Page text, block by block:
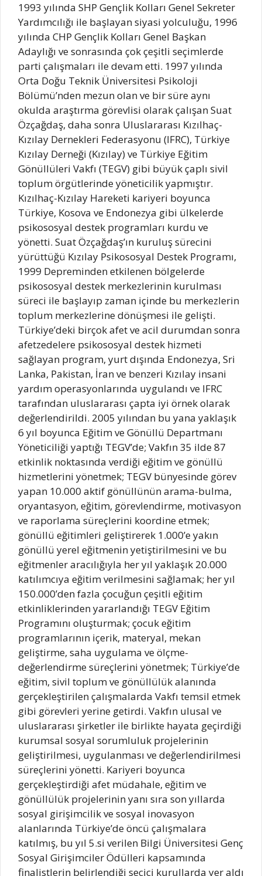
1993 yılında SHP Gençlik Kolları Genel Sekreter
Yardımcılığı ile başlayan siyasi yolculuğu, 1996
yılında CHP Gençlik Kolları Genel Başkan
Adaylığı ve sonrasında çok çeşitli seçimlerde
parti çalışmaları ile devam etti. 1997 yılında
Orta Doğu Teknik Üniversitesi Psikoloji
Bölümü’nden mezun olan ve bir süre aynı
okulda araştırma görevlisi olarak çalışan Suat
Özçağdaş, daha sonra Uluslararası Kızılhaç-
Kızılay Dernekleri Federasyonu (IFRC), Türkiye
Kızılay Derneği (Kızılay) ve Türkiye Eğitim
Gönüllüleri Vakfı (TEGV) gibi büyük çaplı sivil
toplum örgütlerinde yöneticilik yapmıştır.
Kızılhaç-Kızılay Hareketi kariyeri boyunca
Türkiye, Kosova ve Endonezya gibi ülkelerde
psikososyal destek programları kurdu ve
yönetti. Suat Özçağdaş’ın kuruluş sürecini
yürüttüğü Kızılay Psikososyal Destek Programı,
1999 Depreminden etkilenen bölgelerde
psikososyal destek merkezlerinin kurulması
süreci ile başlayıp zaman içinde bu merkezlerin
toplum merkezlerine dönüşmesi ile gelişti.
Türkiye’deki birçok afet ve acil durumdan sonra
afetzedelere psikososyal destek hizmeti
sağlayan program, yurt dışında Endonezya, Sri
Lanka, Pakistan, İran ve benzeri Kızılay insani
yardım operasyonlarında uygulandı ve IFRC
tarafından uluslararası çapta iyi örnek olarak
değerlendirildi. 2005 yılından bu yana yaklaşık
6 yıl boyunca Eğitim ve Gönüllü Departmanı
Yöneticiliği yaptığı TEGV’de; Vakfın 35 ilde 87
etkinlik noktasında verdiği eğitim ve gönüllü
hizmetlerini yönetmek; TEGV bünyesinde görev
yapan 10.000 aktif gönüllünün arama-bulma,
oryantasyon, eğitim, görevlendirme, motivasyon
ve raporlama süreçlerini koordine etmek;
gönüllü eğitimleri geliştirerek 1.000’e yakın
gönüllü yerel eğitmenin yetiştirilmesini ve bu
eğitmenler aracılığıyla her yıl yaklaşık 20.000
katılımcıya eğitim verilmesini sağlamak; her yıl
150.000’den fazla çocuğun çeşitli eğitim
etkinliklerinden yararlandığı TEGV Eğitim
Programını oluşturmak; çocuk eğitim
programlarının içerik, materyal, mekan
geliştirme, saha uygulama ve ölçme-
değerlendirme süreçlerini yönetmek; Türkiye’de
eğitim, sivil toplum ve gönüllülük alanında
gerçekleştirilen çalışmalarda Vakfı temsil etmek
gibi görevleri yerine getirdi. Vakfın ulusal ve
uluslararası şirketler ile birlikte hayata geçirdiği
kurumsal sosyal sorumluluk projelerinin
geliştirilmesi, uygulanması ve değerlendirilmesi
süreçlerini yönetti. Kariyeri boyunca
gerçekleştirdiği afet müdahale, eğitim ve
gönüllülük projelerinin yanı sıra son yıllarda
sosyal girişimcilik ve sosyal inovasyon
alanlarında Türkiye’de öncü çalışmalara
katılmış, bu yıl 5.si verilen Bilgi Üniversitesi Genç
Sosyal Girişimciler Ödülleri kapsamında
finalistlerin belirlendiği seçici kurullarda yer aldı